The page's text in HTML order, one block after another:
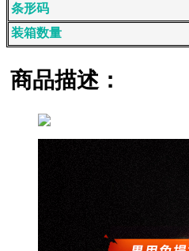
条形码
装箱数量
商品描述：